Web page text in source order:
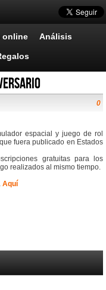
online Análisis
0
espacial y juego de rol
fuera publicado en Estados
gratuitas para los
realizados al mismo tiempo.
Aquí